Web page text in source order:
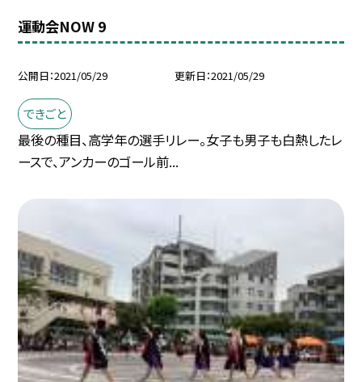
運動会NOW 9
公開日 2021/05/29 更新日 2021/05/29
できごと
最後の種目、高学年の選手リレー。女子も男子も白熱したレ
ースで、アンカーのゴール前...